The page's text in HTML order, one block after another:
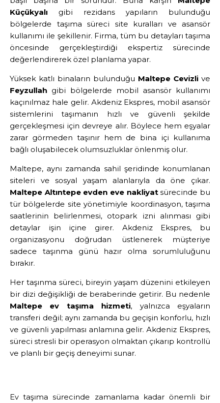
Küçükyalı gibi rezidans yapıların bulunduğu
bölgelerde taşıma süreci site kuralları ve asansör
kullanımı ile şekillenir. Firma, tüm bu detayları taşıma
öncesinde gerçekleştirdiği ekspertiz sürecinde
değerlendirerek özel planlama yapar.
Yüksek katlı binaların bulunduğu Maltepe Cevizli ve
Feyzullah gibi bölgelerde mobil asansör kullanımı
kaçınılmaz hale gelir. Akdeniz Ekspres, mobil asansör
sistemlerini taşımanın hızlı ve güvenli şekilde
gerçekleşmesi için devreye alır. Böylece hem eşyalar
zarar görmeden taşınır hem de bina içi kullanıma
bağlı oluşabilecek olumsuzluklar önlenmiş olur.
Maltepe, aynı zamanda sahil şeridinde konumlanan
siteleri ve sosyal yaşam alanlarıyla da öne çıkar.
Maltepe Altıntepe evden eve nakliyatsürecinde bu
tür bölgelerde site yönetimiyle koordinasyon, taşıma
saatlerinin belirlenmesi, otopark izni alınması gibi
detaylar işin içine girer. Akdeniz Ekspres, bu
organizasyonu doğrudan üstlenerek müşteriye
sadece taşınma günü hazır olma sorumluluğunu
bırakır.
Her taşınma süreci, bireyin yaşam düzenini etkileyen
bir dizi değişikliği de beraberinde getirir. Bu nedenle
Maltepe ev taşıma hizmeti, yalnızca eşyaların
transferi değil; aynı zamanda bu geçişin konforlu, hızlı
ve güvenli yapılması anlamına gelir. Akdeniz Ekspres,
süreci stresli bir operasyon olmaktan çıkarıp kontrollü
ve planlı bir geçiş deneyimi sunar.
Ev taşıma sürecinde zamanlama kadar önemli bir